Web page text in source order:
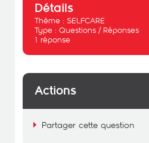
Détails
Thème : SELFCARE
Type : Questions / Réponses
1 réponse
Actions
Partager cette question